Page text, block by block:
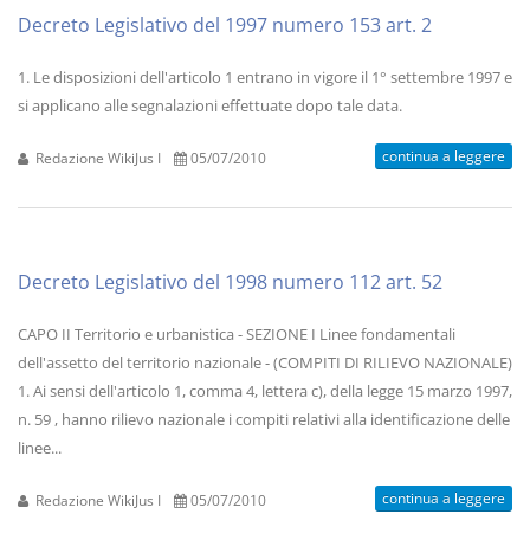
Decreto Legislativo del 1997 numero 153 art. 2
1. Le disposizioni dell'articolo 1 entrano in vigore il 1° settembre 1997 e
si applicano alle segnalazioni effettuate dopo tale data.
Redazione WikiJus I 05/07/2010 continua a leggere
Decreto Legislativo del 1998 numero 112 art. 52
CAPO II Territorio e urbanistica - SEZIONE I Linee fondamentali
dell'assetto del territorio nazionale - (COMPITI DI RILIEVO NAZIONALE)
1. Ai sensi dell'articolo 1, comma 4, lettera c), della legge 15 marzo 1997,
n. 59 , hanno rilievo nazionale i compiti relativi alla identificazione delle
linee...
Redazione WikiJus I 05/07/2010 continua a leggere